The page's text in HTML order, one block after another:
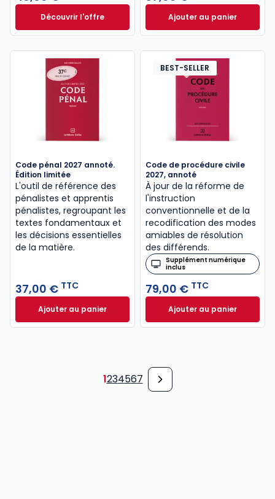
Découvrir l'offreLe guide pénal 2026. 27e éd. à partir de
Dès
Ajouter au panier
Code de
Code pénal 2027 annoté.
Édition limitée
L'outil de référence des
pénalistes et apprentis
pénalistes, regroupant les
textes fondamentaux et
les décisions essentielles
de la matière.
37,00 € TTC
Ajouter au panierCode pénal 2027 annoté. Édition limitée à 37,00 €
BEST-SELLER
Code de procédure civile
2027, annoté
À jour de la réforme de
l'instruction
conventionnelle et de la
recodification des modes
amiables de résolution
des différends.
Supplément numérique
inclus
79,00 € TTC
Ajouter au panier
Code de
1234567